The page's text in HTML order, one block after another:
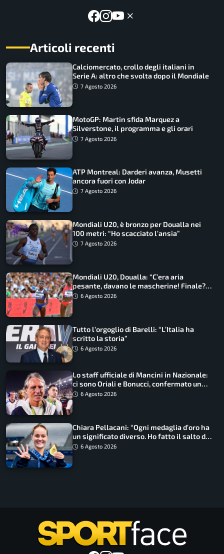
Articoli recenti
Calciomercato, crollo degli italiani in
Serie A: altro che svolta dopo il Mondiale
7 Agosto 2026
MotoGP: Martin sfida Marquez a
Silverstone, il programma e gli orari
7 Agosto 2026
ATP Montreal: Darderi avanza, Musetti
ancora fuori con Jodar
7 Agosto 2026
Mondiali U20, è bronzo per Doualla nei
100 metri: “Ho scacciato l’ansia”
7 Agosto 2026
Mondiali U20, Doualla: “C’era aria
pesante, davano le mascherine! Finale?
Non ho nulla da perdere”
6 Agosto 2026
Tutto l’orgoglio di Barelli: “L’Italia ha
scritto la storia”
6 Agosto 2026
Lo staff ufficiale di Mancini in Nazionale:
ci sono Oriali e Bonucci, confermato un
ritorno
6 Agosto 2026
Chiara Pellacani: “Ogni medaglia d’oro ha
un significato diverso. Ho fatto il salto di
qualità”
6 Agosto 2026